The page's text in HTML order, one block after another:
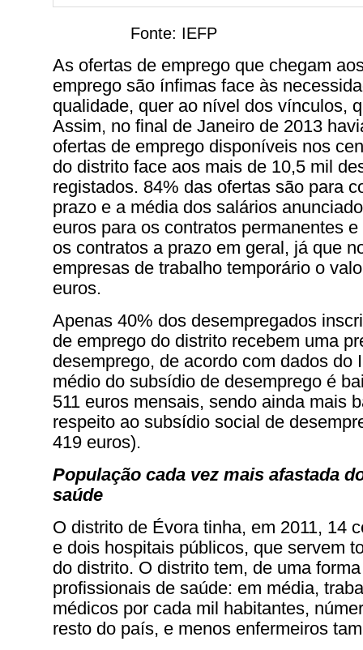
Fonte: IEFP
As ofertas de emprego que chegam
emprego são ínfimas face às
qualidade, quer ao nível dos vínculos,
Assim, no final de Janeiro de 2013
ofertas de emprego disponíveis nos
do distrito face aos mais de 10,5 mil
registados. 84% das ofertas são para
prazo e a média dos salários
euros para os contratos permanentes
os contratos a prazo em geral, já que
empresas de trabalho temporário o
euros.
Apenas 40% dos desempregados
de emprego do distrito recebem uma
desemprego, de acordo com dados do
médio do subsídio de desemprego é
511 euros mensais, sendo ainda mais
respeito ao subsídio social de
419 euros).
População cada vez mais afastada
saúde
O distrito de Évora tinha, em 2011, 14
e dois hospitais públicos, que servem
do distrito. O distrito tem, de uma
profissionais de saúde: em média,
médicos por cada mil habitantes,
resto do país, e menos enfermeiros